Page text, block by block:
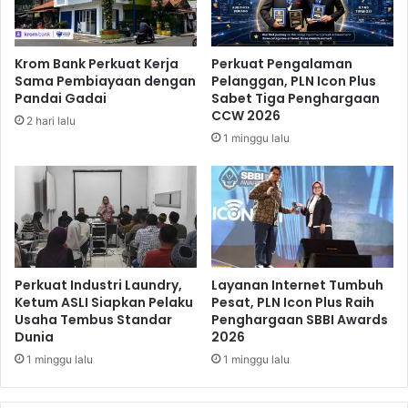
i
t
a
r
B
n
a
r
p
l
P
m
l
0
1
9
Krom Bank Perkuat Kerja
Sama Pembiayaan dengan
Pandai Gadai
2 hari lalu
Perkuat Pengalaman
Pelanggan, PLN Icon Plus
Sabet Tiga Penghargaan
CCW 2026
1 minggu lalu
Perkuat Industri Laundry,
Ketum ASLI Siapkan Pelaku
Usaha Tembus Standar
Dunia
1 minggu lalu
Layanan Internet Tumbuh
Pesat, PLN Icon Plus Raih
Penghargaan SBBI Awards
2026
1 minggu lalu